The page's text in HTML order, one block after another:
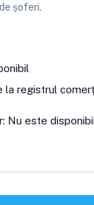
șoferi.
la registrul
Nu este